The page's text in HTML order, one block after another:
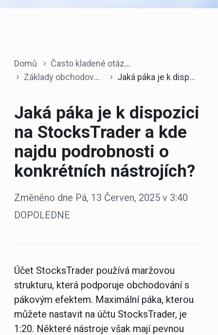
Domů
Často kladené otázky
Základy obchodování
Jaká páka je k dispozici na StocksTrader a kde najdu podrobnosti o konkrétních nástrojích?
Jaká páka je k dispozici
na StocksTrader a kde
najdu podrobnosti o
konkrétních nástrojích?
Změněno dne Pá, 13 Červen, 2025 v 3:40
DOPOLEDNE
Účet StocksTrader používá maržovou
strukturu, která podporuje obchodování s
pákovým efektem. Maximální páka, kterou
můžete nastavit na účtu StocksTrader, je
1:20. Některé nástroje však mají pevnou